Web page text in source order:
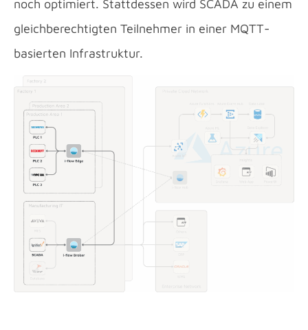
noch optimiert. Stattdessen wird SCADA zu einem
gleichberechtigten Teilnehmer in einer MQTT-
basierten Infrastruktur.